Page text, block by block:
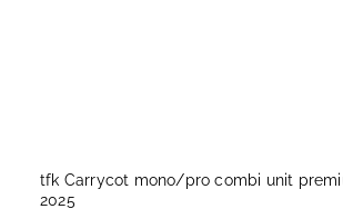
tfk Carrycot mono/pro combi unit
2025